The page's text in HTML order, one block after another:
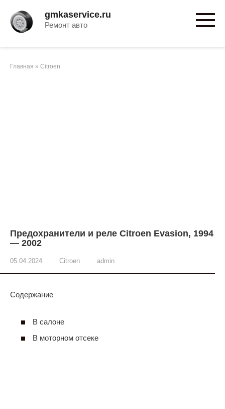
контенту
gmkaservice.ru
Ремонт авто
Главная » Citroen
Предохранители и реле Citroen Evasion, 1994
— 2002
05.04.2024 Citroen admin
Содержание
В салоне
В моторном отсеке